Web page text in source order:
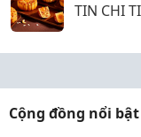
TIN CHI
Cộng đồng nổi bật